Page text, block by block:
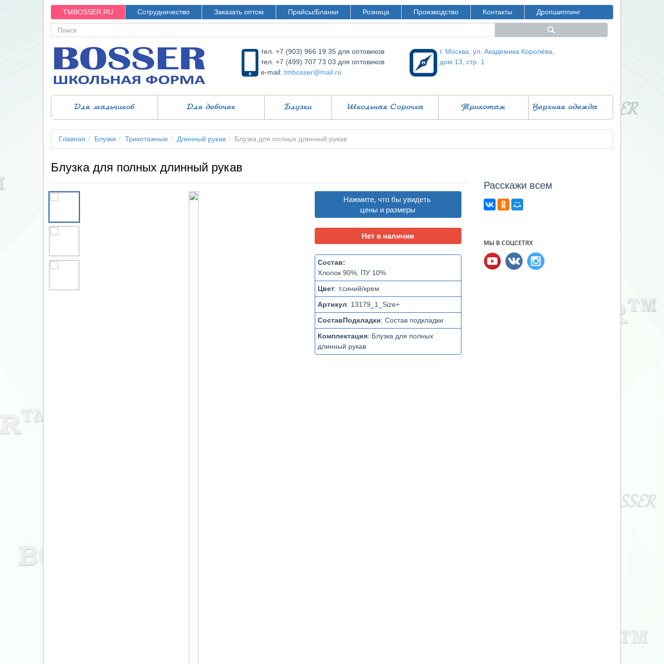
TMBOSSER.RU Сотрудничество Заказать оптом Прайсы/Бланки Розница Производство Контакты Дропшиппинг
тел. +7 (903) 966 19 35 для оптовиков
тел. +7 (499) 707 73 03 для оптовиков
e-mail: tmbosser@mail.ru
г. Москва, ул. Академика Королёва,
дом 13, стр. 1
Для мальчиков Для девочек Блузки Школьная Сорочка Трикотаж Верхняя одежда
Главная Блузки Трикотажные Длинный рукав Блузка для полных длинный рукав
Блузка для полных длинный рукав
Нажмите, что бы увидеть
цены и размеры
Нет в наличии
Состав:
Хлопок 90%, ПУ 10%
Цвет: т.синий/крем
Артикул: 13179_1_Size+
СоставПодкладки: Состав подкладки
Комплектация: Блузка для полных
длинный рукав
Расcкажи всем
МЫ В СОЦСЕТЯХ